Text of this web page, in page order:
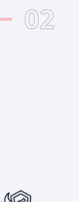
02